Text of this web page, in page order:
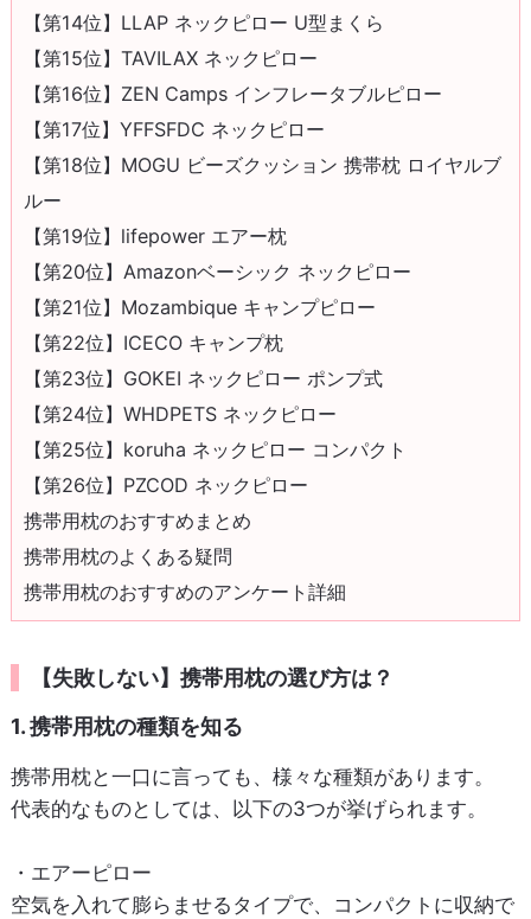
【第14位】LLAP ネックピロー U型まくら
【第15位】TAVILAX ネックピロー
【第16位】ZEN Camps インフレータブルピロー
【第17位】YFFSFDC ネックピロー
【第18位】MOGU ビーズクッション 携帯枕 ロイヤルブ
ルー
【第19位】lifepower エアー枕
【第20位】Amazonベーシック ネックピロー
【第21位】Mozambique キャンプピロー
【第22位】ICECO キャンプ枕
【第23位】GOKEI ネックピロー ポンプ式
【第24位】WHDPETS ネックピロー
【第25位】koruha ネックピロー コンパクト
【第26位】PZCOD ネックピロー
携帯用枕のおすすめまとめ
携帯用枕のよくある疑問
携帯用枕のおすすめのアンケート詳細
【失敗しない】携帯用枕の選び方は？
1. 携帯用枕の種類を知る
携帯用枕と一口に言っても、様々な種類があります。
代表的なものとしては、以下の3つが挙げられます。
・エアーピロー
空気を入れて膨らませるタイプで、コンパクトに収納で